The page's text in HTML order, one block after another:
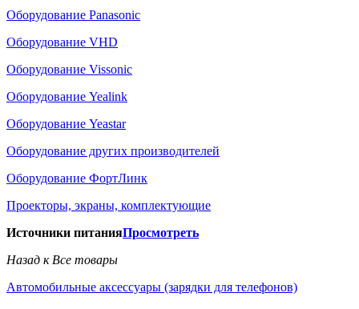
Оборудование Panasonic
Оборудование VHD
Оборудование Vissonic
Оборудование Yealink
Оборудование Yeastar
Оборудование других производителей
Оборудование ФортЛинк
Проекторы, экраны, комплектующие
Источники питанияПросмотреть
Назад к Все товары
Автомобильные аксессуары (зарядки для телефонов)